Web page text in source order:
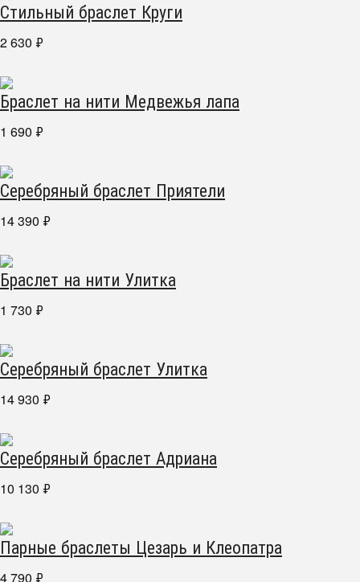
Стильный браслет Круги
2 630 ₽
Браслет на нити Медвежья лапа
1 690 ₽
Серебряный браслет Приятели
14 390 ₽
Браслет на нити Улитка
1 730 ₽
Серебряный браслет Улитка
14 930 ₽
Серебряный браслет Адриана
10 130 ₽
Парные браслеты Цезарь и Клеопатра
4 790 ₽